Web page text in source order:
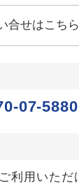
合せはこち
07-5880
利用いただ